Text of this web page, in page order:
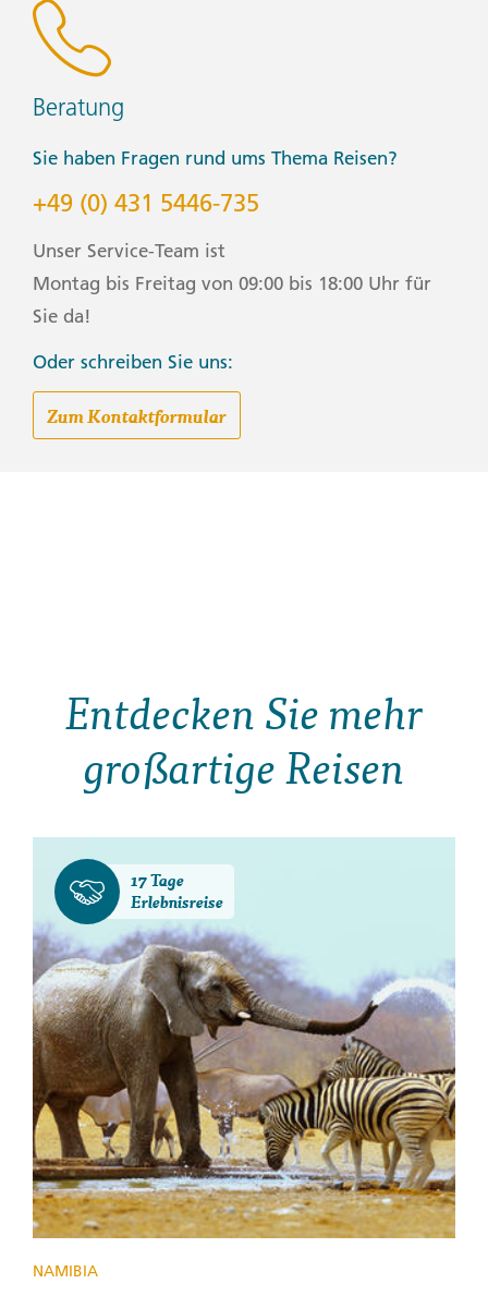
Beratung
Sie haben Fragen rund ums Thema Reisen?
+49 (0) 431 5446-735
Unser Service-Team ist
Montag bis Freitag von 09:00 bis 18:00 Uhr für
Sie da!
Oder schreiben Sie uns:
Zum Kontaktformular
Entdecken Sie mehr
großartige Reisen
17 Tage
Erlebnisreise
NAMIBIA